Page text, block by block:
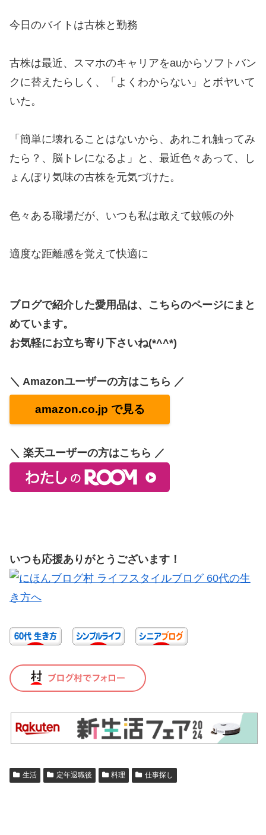
今日のバイトは古株と勤務
古株は最近、スマホのキャリアをauからソフトバン
クに替えたらしく、「よくわからない」とボヤいて
いた。
「簡単に壊れることはないから、あれこれ触ってみ
たら？、脳トレになるよ」と、最近色々あって、し
ょんぼり気味の古株を元気づけた。
色々ある職場だが、いつも私は敢えて蚊帳の外
適度な距離感を覚えて快適に
ブログで紹介した愛用品は、こちらのページにまと
めています。
お気軽にお立ち寄り下さいね(*^^*)
＼ Amazonユーザーの方はこちら ／
amazon.co.jp で見る
＼ 楽天ユーザーの方はこちら ／
いつも応援ありがとうございます！
生活 定年退職後 料理 仕事探し